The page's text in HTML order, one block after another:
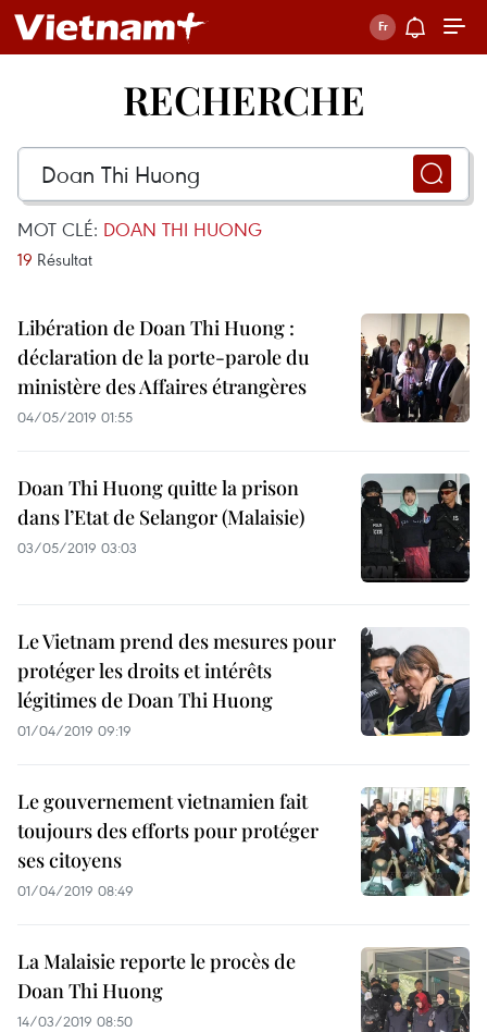
RECHERCHE
MOT CLÉ: DOAN THI HUONG
19 Résultat
Libération de Doan Thi Huong :
déclaration de la porte-parole du
ministère des Affaires étrangères
04/05/2019 01:55
Doan Thi Huong quitte la prison
dans l’Etat de Selangor (Malaisie)
03/05/2019 03:03
Le Vietnam prend des mesures pour
protéger les droits et intérêts
légitimes de Doan Thi Huong
01/04/2019 09:19
Le gouvernement vietnamien fait
toujours des efforts pour protéger
ses citoyens
01/04/2019 08:49
La Malaisie reporte le procès de
Doan Thi Huong
14/03/2019 08:50